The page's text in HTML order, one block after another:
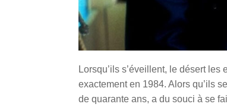
Lorsqu’ils s’éveillent, le désert
exactement en 1984. Alors qu’ils
de quarante ans, a du souci à se